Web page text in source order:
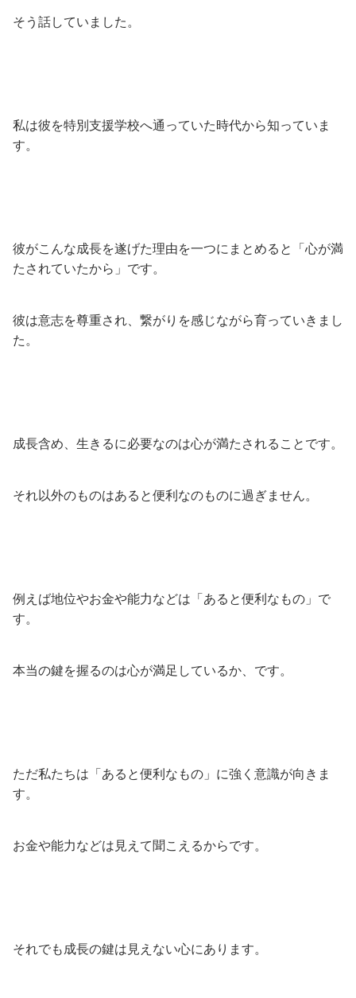
そう話していました。
私は彼を特別支援学校へ通っていた時代から知っていま
す。
彼がこんな成長を遂げた理由を一つにまとめると「心が満
たされていたから」です。
彼は意志を尊重され、繋がりを感じながら育っていきまし
た。
成長含め、生きるに必要なのは心が満たされることです。
それ以外のものはあると便利なのものに過ぎません。
例えば地位やお金や能力などは「あると便利なもの」で
す。
本当の鍵を握るのは心が満足しているか、です。
ただ私たちは「あると便利なもの」に強く意識が向きま
す。
お金や能力などは見えて聞こえるからです。
それでも成長の鍵は見えない心にあります。